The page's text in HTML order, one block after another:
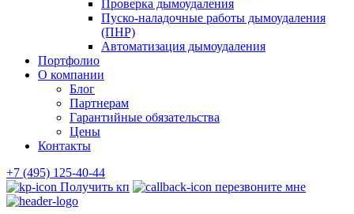
Проверка дымоудаления
Пуско-наладочные работы дымоудаления
(ПНР)
Автоматизация дымоудаления
Портфолио
О компании
Блог
Партнерам
Гарантийные обязательства
Цены
Контакты
+7 (495) 125-40-44
Получить кп
перезвоните мне